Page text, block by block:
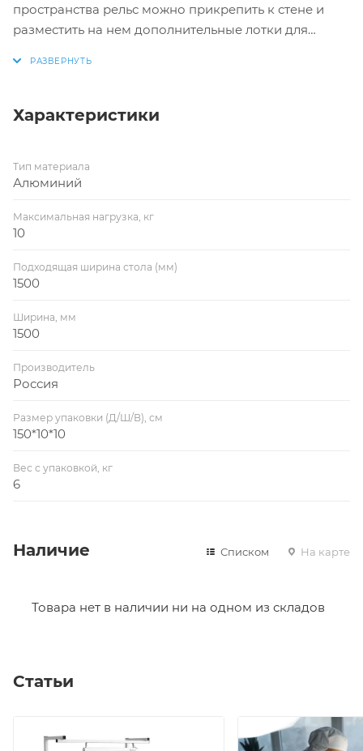
пространства рельс можно прикрепить к стене и
разместить на нем дополнительные лотки для
Характеристики
Тип материала
Алюминий
Максимальная нагрузка, кг
10
Подходящая ширина стола (мм)
1500
Ширина, мм
1500
Производитель
Россия
Размер упаковки (Д/Ш/В), см
150*10*10
Вес с упаковкой, кг
6
Наличие Списком На карте
Товара нет в наличии ни на одном из складов
Статьи